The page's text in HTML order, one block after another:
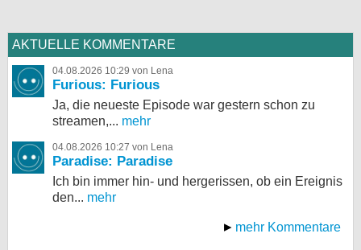
AKTUELLE KOMMENTARE
04.08.2026 10:29 von Lena
Furious: Furious
Ja, die neueste Episode war gestern schon zu
streamen,... mehr
04.08.2026 10:27 von Lena
Paradise: Paradise
Ich bin immer hin- und hergerissen, ob ein Ereignis
den... mehr
mehr Kommentare